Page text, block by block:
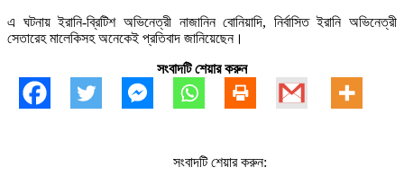
এ ঘটনায় ইরানি-ব্রিটিশ অভিনেত্রী নাজানিন বোনিয়াদি, নির্বাসিত ইরানি অভিনেত্রী
সেতারেহ মালেকিসহ অনেকেই প্রতিবাদ জানিয়েছেন।
সংবাদটি শেয়ার করুন
সংবাদটি শেয়ার করুন: